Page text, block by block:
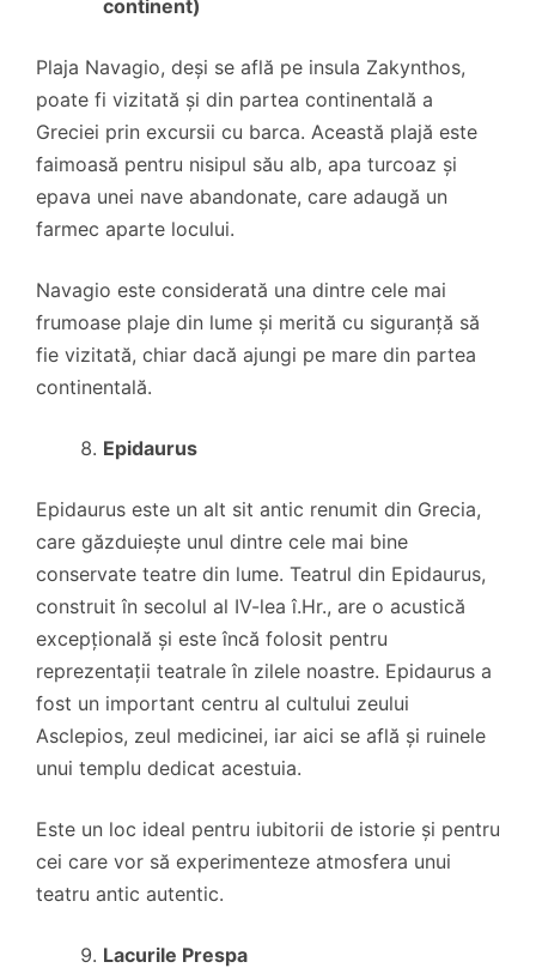
continent)
Plaja Navagio, deși se află pe insula Zakynthos,
poate fi vizitată și din partea continentală a
Greciei prin excursii cu barca. Această plajă este
faimoasă pentru nisipul său alb, apa turcoaz și
epava unei nave abandonate, care adaugă un
farmec aparte locului.
Navagio este considerată una dintre cele mai
frumoase plaje din lume și merită cu siguranță să
fie vizitată, chiar dacă ajungi pe mare din partea
continentală.
Epidaurus
Epidaurus este un alt sit antic renumit din Grecia,
care găzduiește unul dintre cele mai bine
conservate teatre din lume. Teatrul din Epidaurus,
construit în secolul al IV-lea î.Hr., are o acustică
excepțională și este încă folosit pentru
reprezentații teatrale în zilele noastre. Epidaurus a
fost un important centru al cultului zeului
Asclepios, zeul medicinei, iar aici se află și ruinele
unui templu dedicat acestuia.
Este un loc ideal pentru iubitorii de istorie și pentru
cei care vor să experimenteze atmosfera unui
teatru antic autentic.
Lacurile Prespa